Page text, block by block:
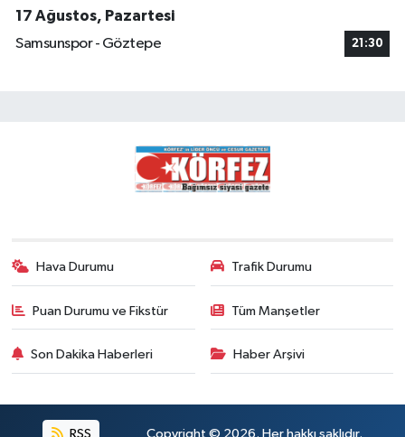
17 Ağustos, Pazartesi
Samsunspor - Göztepe
21:30
Hava Durumu Trafik Durumu
Puan Durumu ve Fikstür Tüm Manşetler
Son Dakika Haberleri Haber Arşivi
RSS Copyright © 2026. Her hakkı saklıdır.